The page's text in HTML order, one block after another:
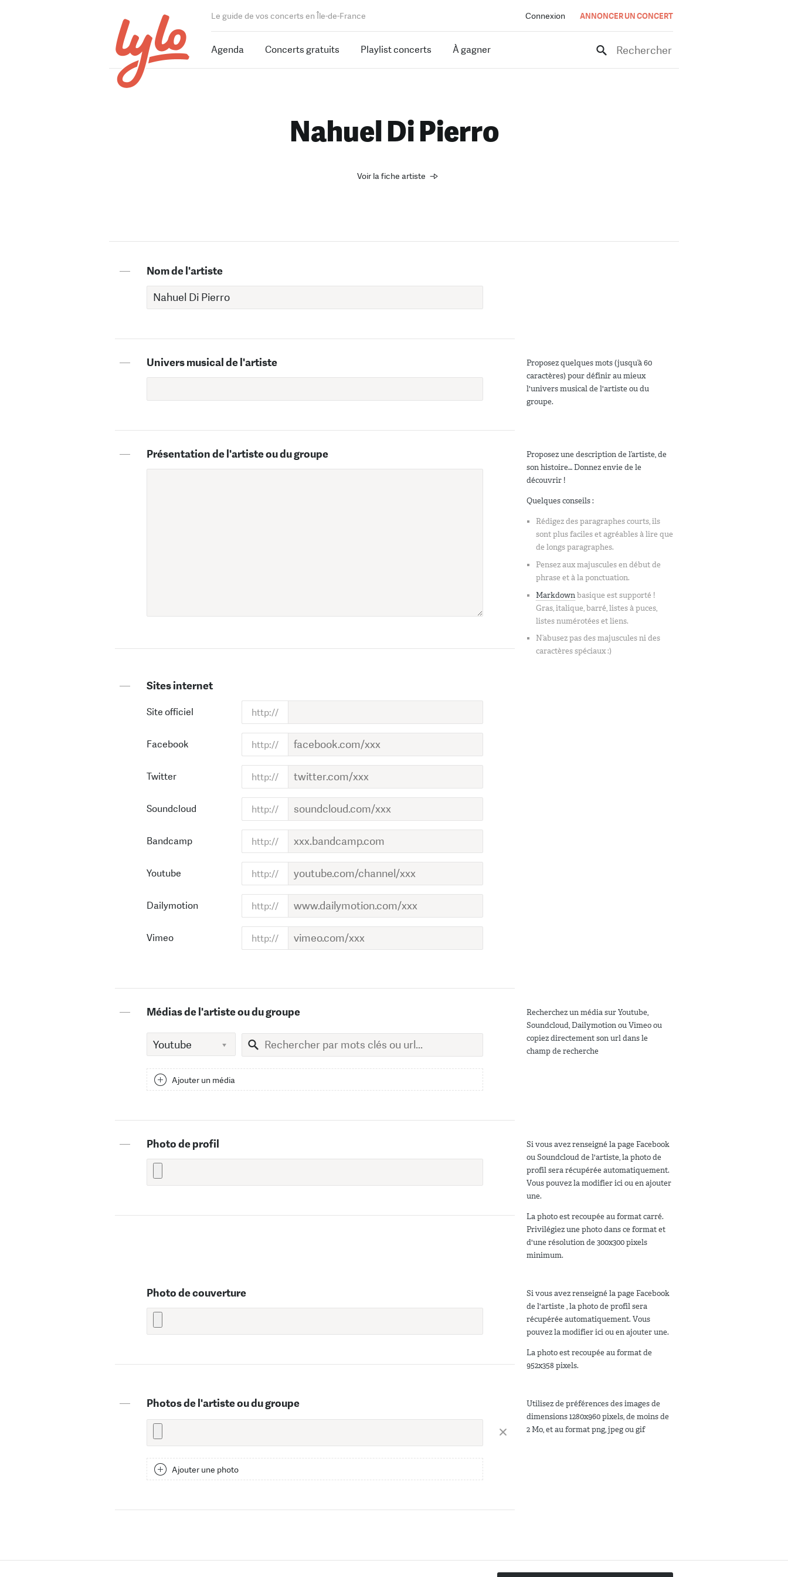
Connexion ANNONCER UN CONCERT
Le guide de vos concerts en Île-de-France
Agenda Concerts gratuits Playlist concerts À gagner Rechercher
Nahuel Di Pierro
Voir la fiche artiste
— Nom de l'artiste
— Univers musical de l'artiste
Proposez quelques mots (jusqu’à 60
caractères) pour définir au mieux
l'univers musical de l'artiste ou du
groupe.
— Présentation de l'artiste ou du groupe
Proposez une description de l’artiste, de
son histoire… Donnez envie de le
découvrir !
Quelques conseils :
Rédigez des paragraphes courts, ils
sont plus faciles et agréables à lire que
de longs paragraphes.
Pensez aux majuscules en début de
phrase et à la ponctuation.
Markdownbasique est supporté !
Gras, italique, barré, listes à puces,
listes numérotées et liens.
N’abusez pas des majuscules ni des
caractères spéciaux :)
— Sites internet
Site officiel
Facebook
Twitter
Soundcloud
Bandcamp
Youtube
Dailymotion
Vimeo
— Médias de l'artiste ou du groupe
Ajouter un média
Recherchez un média sur Youtube,
Soundcloud, Dailymotion ou Vimeo ou
copiez directement son url dans le
champ de recherche
— Photo de profil
Si vous avez renseigné la page Facebook
ou Soundcloud de l'artiste, la photo de
profil sera récupérée automatiquement.
Vous pouvez la modifier ici ou en ajouter
une.
La photo est recoupée au format carré.
Privilégiez une photo dans ce format et
d'une résolution de 300x300 pixels
minimum.
Photo de couverture
Si vous avez renseigné la page Facebook
de l'artiste , la photo de profil sera
récupérée automatiquement. Vous
pouvez la modifier ici ou en ajouter une.
La photo est recoupée au format de
952x358 pixels.
— Photos de l'artiste ou du groupe
Ajouter une photo
Utilisez de préférences des images de
dimensions 1280x960 pixels, de moins de
2 Mo, et au format png, jpeg ou gif